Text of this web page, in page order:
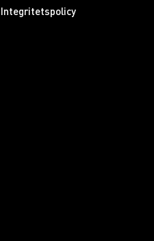
Integritetspolicy